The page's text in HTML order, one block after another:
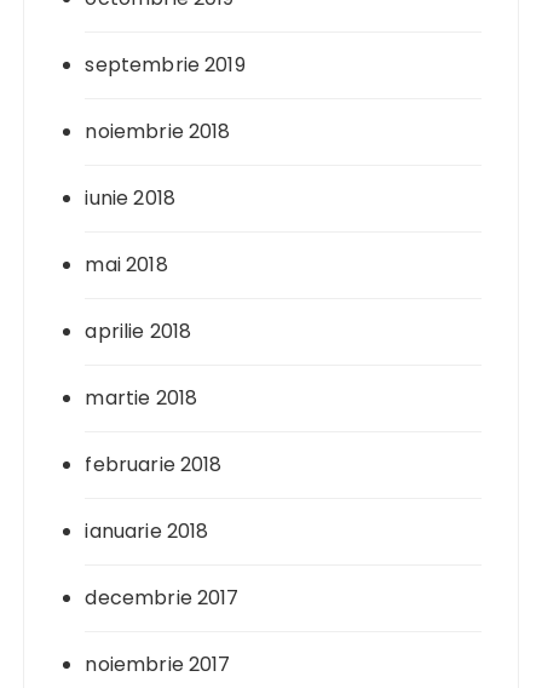
septembrie 2019
noiembrie 2018
iunie 2018
mai 2018
aprilie 2018
martie 2018
februarie 2018
ianuarie 2018
decembrie 2017
noiembrie 2017